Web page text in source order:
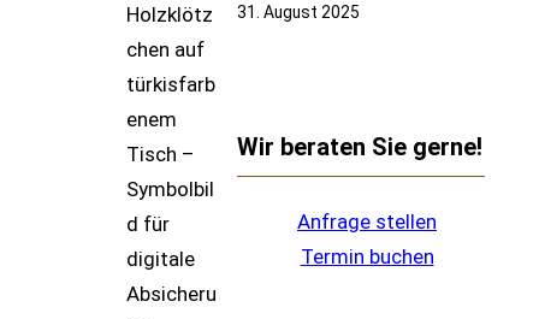
31. August 2025
Wir beraten Sie gerne!
Anfrage stellen
Termin buchen